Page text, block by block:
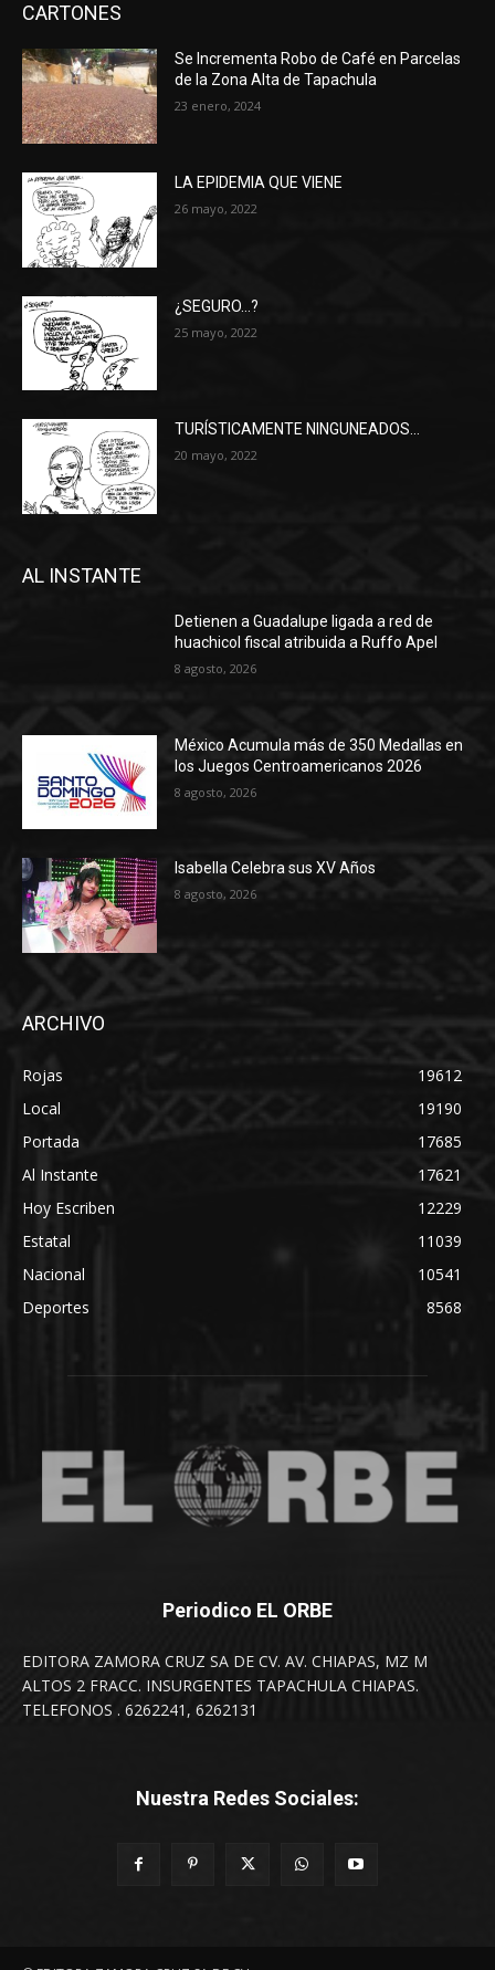
CARTONES
Se Incrementa Robo de Café en Parcelas
de la Zona Alta de Tapachula
23 enero, 2024
LA EPIDEMIA QUE VIENE
26 mayo, 2022
¿SEGURO…?
25 mayo, 2022
TURÍSTICAMENTE NINGUNEADOS…
20 mayo, 2022
AL INSTANTE
Detienen a Guadalupe ligada a red de
huachicol fiscal atribuida a Ruffo Apel
8 agosto, 2026
México Acumula más de 350 Medallas en
los Juegos Centroamericanos 2026
8 agosto, 2026
Isabella Celebra sus XV Años
8 agosto, 2026
ARCHIVO
Rojas
19612
Local
19190
Portada
17685
Al Instante
17621
Hoy Escriben
12229
Estatal
11039
Nacional
10541
Deportes
8568
Periodico EL ORBE
EDITORA ZAMORA CRUZ SA DE CV. AV. CHIAPAS, MZ M
ALTOS 2 FRACC. INSURGENTES TAPACHULA CHIAPAS.
TELEFONOS . 6262241, 6262131
Nuestra Redes Sociales: